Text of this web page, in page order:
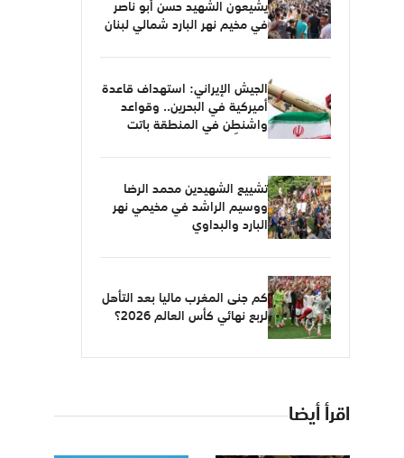
يشيعون الشهيد حسن أبو ناصر
في مخيم نهر البارد شمالي لبنان
الجيش الإيراني: استهداف قاعدة
أميركية في البحرين.. وقواعد
واشنطن في المنطقة باتت
تشييع الشهيدين محمد الرضا
ووسيم الراشد في مخيمي نهر
البارد والبداوي
كم جنى المغرب ماليا بعد التأهل
لربع نهائي كأس العالم 2026؟
اقرأ أيضا